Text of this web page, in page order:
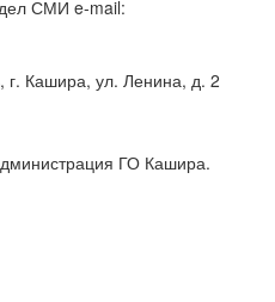
СМИ e-mail:
г. Кашира, ул. Ленина, д. 2
ГО Кашира.